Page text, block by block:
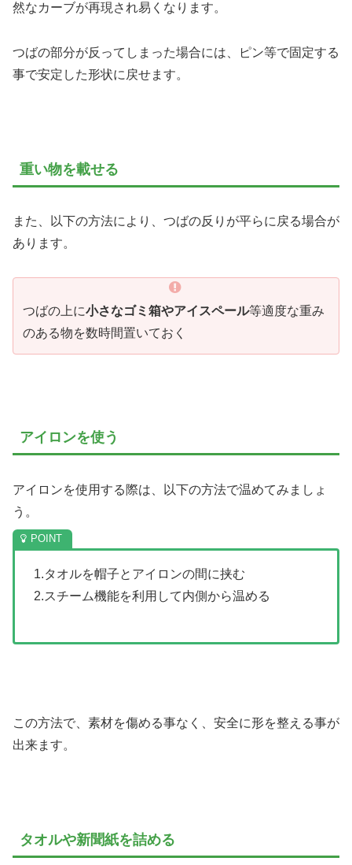
然なカーブが再現され易くなります。
つばの部分が反ってしまった場合には、ピン等で固定する
事で安定した形状に戻せます。
重い物を載せる
また、以下の方法により、つばの反りが平らに戻る場合が
あります。
つばの上に小さなゴミ箱やアイスペール等適度な重み
のある物を数時間置いておく
アイロンを使う
アイロンを使用する際は、以下の方法で温めてみましょ
う。
1.タオルを帽子とアイロンの間に挟む
2.スチーム機能を利用して内側から温める
この方法で、素材を傷める事なく、安全に形を整える事が
出来ます。
タオルや新聞紙を詰める